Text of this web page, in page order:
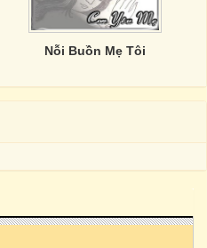
Nỗi Buồn Mẹ Tôi